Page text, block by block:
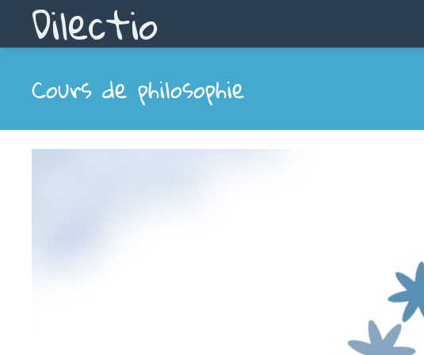
Dilectio
Cours de philosophie